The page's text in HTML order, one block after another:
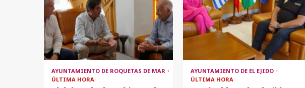
AYUNTAMIENTO DE ROQUETAS DE MAR
ÚLTIMA HORA
AYUNTAMIENTO DE EL EJIDO
ÚLTIMA HORA